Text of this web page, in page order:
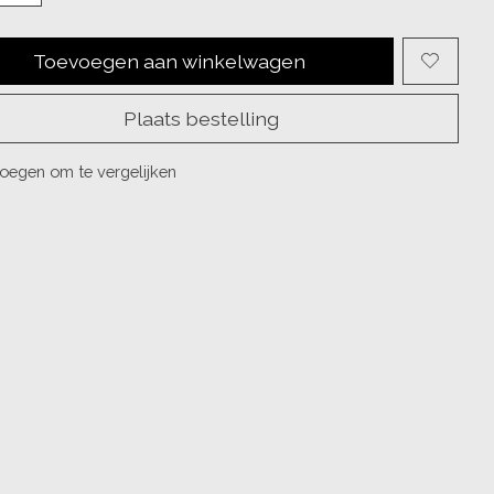
Toevoegen aan winkelwagen
Plaats bestelling
om te vergelijken